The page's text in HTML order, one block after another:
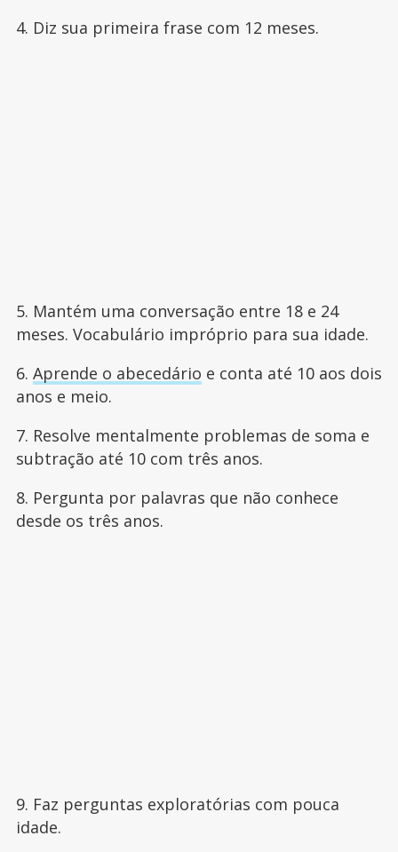
4. Diz sua primeira frase com 12 meses.
5. Mantém uma conversação entre 18 e 24
meses. Vocabulário impróprio para sua idade.
6. Aprende o abecedário e conta até 10 aos dois
anos e meio.
7. Resolve mentalmente problemas de soma e
subtração até 10 com três anos.
8. Pergunta por palavras que não conhece
desde os três anos.
9. Faz perguntas exploratórias com pouca
idade.